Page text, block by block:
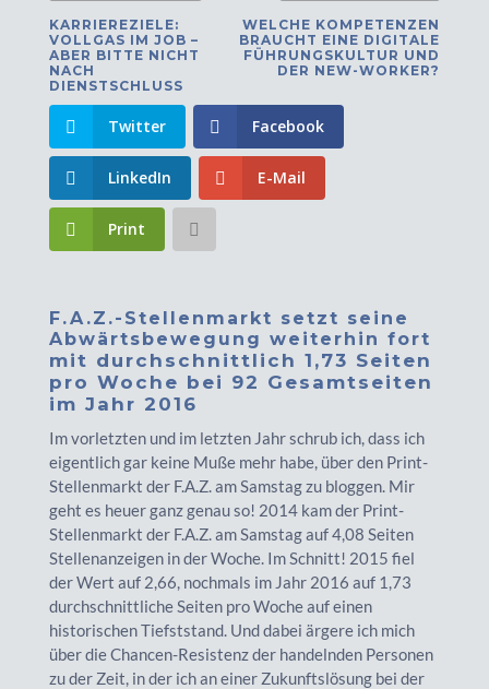
KARRIEREZIELE:
VOLLGAS IM JOB –
ABER BITTE NICHT
NACH
DIENSTSCHLUSS
WELCHE KOMPETENZEN
BRAUCHT EINE DIGITALE
FÜHRUNGSKULTUR UND
DER NEW-WORKER?
Twitter Facebook
LinkedIn E-Mail
Print
F.A.Z.-Stellenmarkt setzt seine
Abwärtsbewegung weiterhin fort
mit durchschnittlich 1,73 Seiten
pro Woche bei 92 Gesamtseiten
im Jahr 2016
Im vorletzten und im letzten Jahr schrub ich, dass ich
eigentlich gar keine Muße mehr habe, über den Print-
Stellenmarkt der F.A.Z. am Samstag zu bloggen. Mir
geht es heuer ganz genau so! 2014 kam der Print-
Stellenmarkt der F.A.Z. am Samstag auf 4,08 Seiten
Stellenanzeigen in der Woche. Im Schnitt! 2015 fiel
der Wert auf 2,66, nochmals im Jahr 2016 auf 1,73
durchschnittliche Seiten pro Woche auf einen
historischen Tiefststand. Und dabei ärgere ich mich
über die Chancen-Resistenz der handelnden Personen
zu der Zeit, in der ich an einer Zukunftslösung bei der